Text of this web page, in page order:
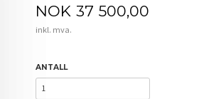
Pris
NOK 37 500,00
inkl. mva.
ANTALL